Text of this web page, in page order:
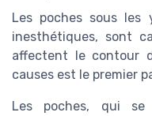
Les poches sous les
inesthétiques, sont
affectent le contour
causes est le premier
Les poches, qui se